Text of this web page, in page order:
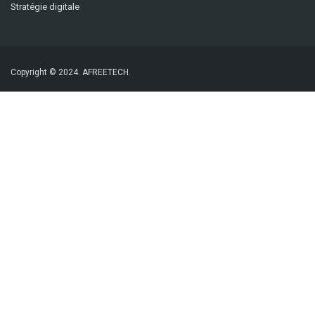
Stratégie digitale
Copyright © 2024. AFREETECH.